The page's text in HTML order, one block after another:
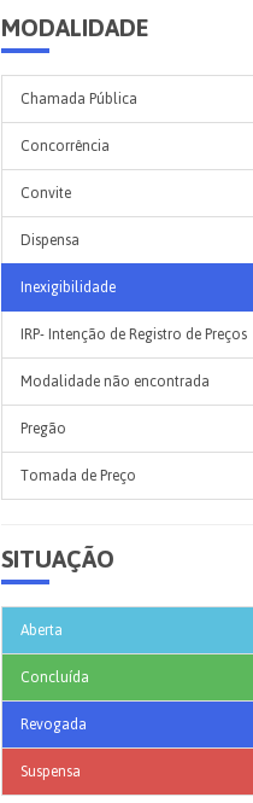
MODALIDADE
Chamada Pública
Concorrência
Convite
Dispensa
Inexigibilidade
IRP- Intenção de Registro de Preços
Modalidade não encontrada
Pregão
Tomada de Preço
SITUAÇÃO
Aberta
Concluída
Revogada
Suspensa